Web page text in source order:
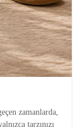
zamanlarda,
tarzınızı